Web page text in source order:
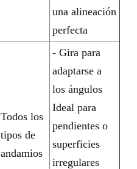
una alineación
perfecta
Todos los
tipos de
andamios
- Gira para
adaptarse a
los ángulos
Ideal para
pendientes o
superficies
irregulares